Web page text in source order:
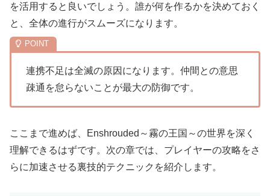
を活用すると良いでしょう。誰が何を作るかを決めておく
と、全体の進行がスムーズになります。
連携不足は全滅の原因になります。仲間との意思
疎通を怠らないことが最大の防御です。
ここまで進めば、Enshrouded～霧の王国～の世界を深く
理解できるはずです。次の章では、プレイヤーの攻略をさ
らに加速させる裏技的テクニックを紹介します。